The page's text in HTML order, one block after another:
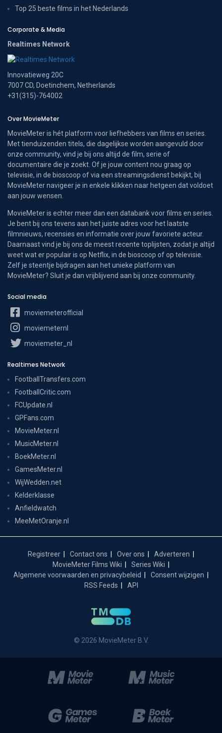
Top 25 beste films in het Nederlands
Corporate & Media
Realtimes Network
Innovatieweg 20C
7007 CD, Doetinchem, Netherlands
+31(315)-764002
Over MovieMeter
MovieMeter is hét platform voor liefhebbers van films en series.
Met tienduizenden titels, die dagelijkse worden aangevuld door
onze community, vind je bij ons altijd de film, serie of
documentaire die je zoekt. Of je jouw content nou graag op
televisie, in de bioscoop of via een streamingsdienst bekijkt, bij
MovieMeter navigeer je in enkele klikken naar hetgeen dat voldoet
aan jouw wensen.
MovieMeter is echter meer dan een databank voor films en series.
Je bent bij ons tevens aan het juiste adres voor het laatste
filmnieuws, recensies en informatie over jouw favoriete acteur.
Daarnaast vind je bij ons de meest recente toplijsten, zodat je altijd
weet wat er populair is op Netflix, in de bioscoop of op televisie.
Zelf je steentje bijdragen aan het unieke platform van
MovieMeter? Sluit je dan vrijblijvend aan bij onze community.
Social media
moviemeterofficial
moviemeternl
moviemeter_nl
Realtimes Network
FootballTransfers.com
FootballCritic.com
FCUpdate.nl
GPFans.com
MovieMeter.nl
MusicMeter.nl
BoekMeter.nl
GamesMeter.nl
WijWedden.net
Kelderklasse
Anfieldwatch
MeeMetOranje.nl
Registreer Contact ons Over ons
Adverteren
MovieMeter Films Wiki
Series Wiki
Algemene voorwaarden en privacybeleid
Consent wijzigen
RSS Feeds
API
© 2026 MovieMeter B.V.